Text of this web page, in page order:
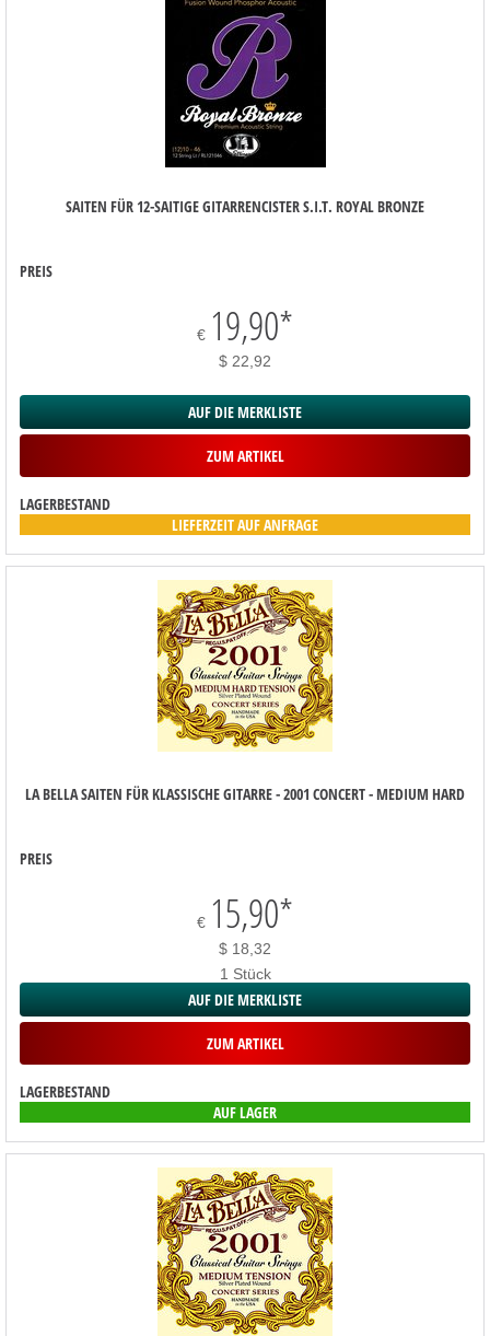
SAITEN FÜR 12-SAITIGE GITARRENCISTER S.I.T. ROYAL BRONZE
PREIS
€ 19,90*
$ 22,92
AUF DIE MERKLISTE
ZUM ARTIKEL
LAGERBESTAND
LIEFERZEIT AUF ANFRAGE
LA BELLA SAITEN FÜR KLASSISCHE GITARRE - 2001 CONCERT - MEDIUM HARD
PREIS
€ 15,90*
$ 18,32
1 Stück
AUF DIE MERKLISTE
ZUM ARTIKEL
LAGERBESTAND
AUF LAGER